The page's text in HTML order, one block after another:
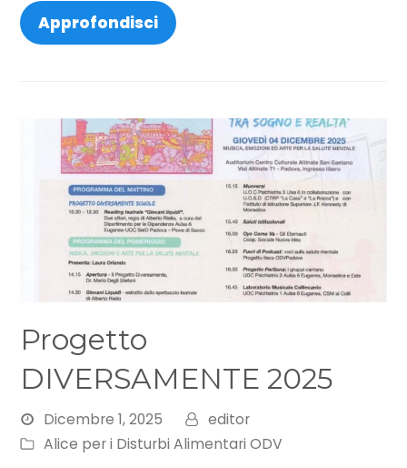
Approfondisci
Progetto
DIVERSAMENTE 2025
Dicembre 1, 2025
editor
Alice per i Disturbi Alimentari ODV